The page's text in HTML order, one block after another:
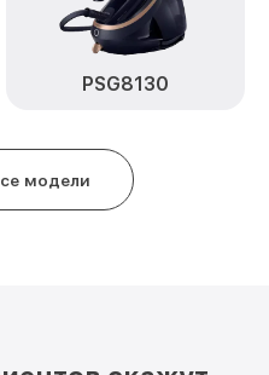
PSG8130
модели